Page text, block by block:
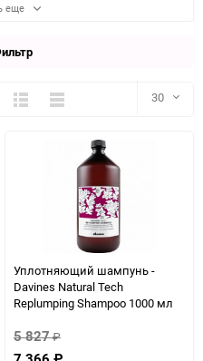
еще
ПодробноКомпактно 30
Уплотняющий шампунь -
Davines Natural Tech
Replumping Shampoo 1000 мл
5 827₽